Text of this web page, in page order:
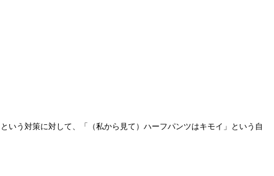
いう対策に対して、「（私から見て）ハーフパンツはキモイ」という自